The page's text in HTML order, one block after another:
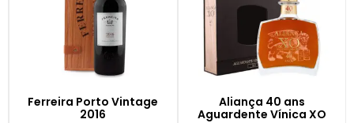
Ferreira Porto Vintage
2016
Aliança 40 ans
Aguardente Vínica XO